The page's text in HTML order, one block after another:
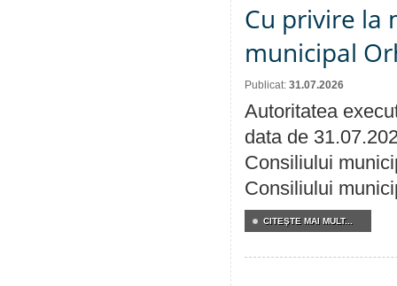
Cu privire la
municipal
Publicat: 31.07.2026
Autoritatea
data de
Consiliului
Consiliului
CITEŞTE MAI MULT...